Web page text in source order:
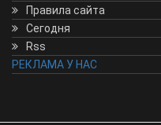
Правила сайта
Сегодня
Rss
РЕКЛАМА У НАС